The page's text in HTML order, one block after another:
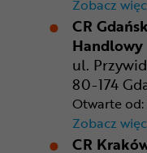
Zobacz
CR
Handlowy
ul.
80-174
Otwarte
Zobacz
CR